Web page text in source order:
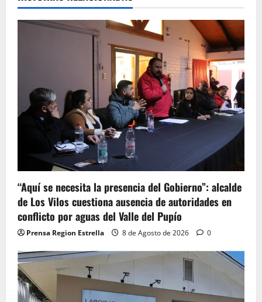
“Aquí se necesita la presencia del Gobierno”: alcalde
de Los Vilos cuestiona ausencia de autoridades en
conflicto por aguas del Valle del Pupío
Prensa Region Estrella 8 de Agosto de 2026 0